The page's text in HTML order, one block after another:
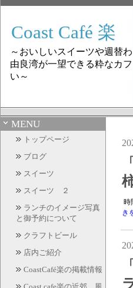
Coast Café 楽
～おいしいスイーツや週替
由良湾が一望できる粋なカ
い～
MENU
トップページ
ブログ
スイーツ
スイーツ ２
ランチのイメージ写真
と御予約について
クラフトビール
店内ご紹介
CoastCafé楽の掲載情報
時
き